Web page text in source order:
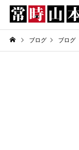
ブログ ブログ